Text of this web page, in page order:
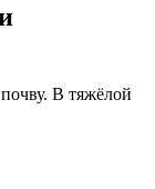
В тяжёлой